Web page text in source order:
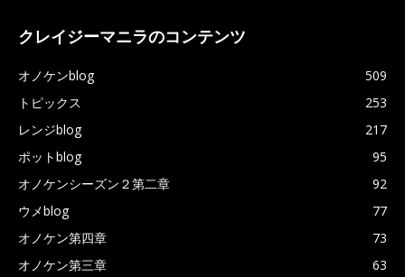
クレイジーマニラのコンテンツ
オノケンblog
509
トピックス
253
レンジblog
217
ポットblog
95
オノケンシーズン２第二章
92
ウメblog
77
オノケン第四章
73
オノケン第三章
63